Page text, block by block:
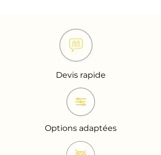
Devis rapide
Options adaptées